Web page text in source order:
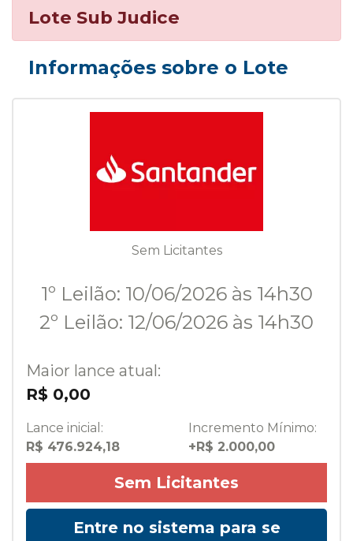
Lote Sub Judice
Informações sobre o Lote
Sem Licitantes
1º Leilão: 10/06/2026 às 14h30
2º Leilão: 12/06/2026 às 14h30
Maior lance atual:
R$ 0,00
Lance inicial:
R$ 476.924,18
Incremento Mínimo:
+R$ 2.000,00
Sem Licitantes
Entre no sistema para se